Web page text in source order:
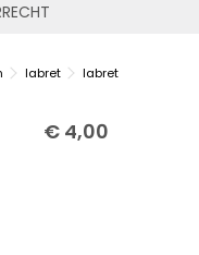
labret labret
€ 4,00